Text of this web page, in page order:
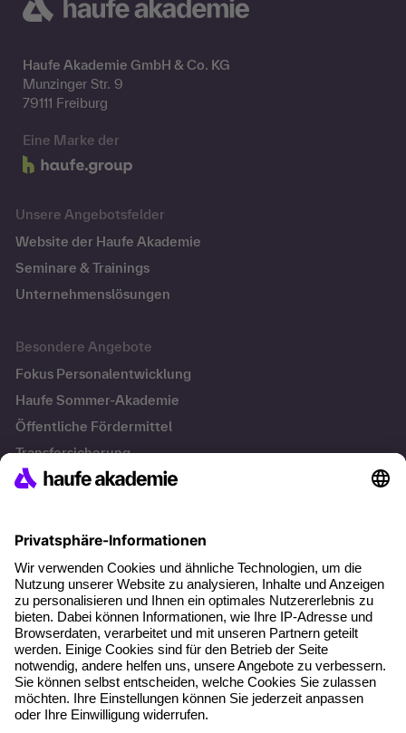
Haufe Akademie GmbH & Co. KG
Munzinger Str. 9
79111 Freiburg
Eine Marke der
Unsere Angebotsfelder
Website der Haufe Akademie
Seminare & Trainings
Unternehmenslösungen
Besondere Angebote
Fokus Personalentwicklung
Haufe Sommer-Akademie
Öffentliche Fördermittel
Transfersicherung
Führung im KI-Zeitalter: Wie Human-AI-Leadership Teams
stark macht
Operatives Personalmanagement: Aufgaben, Prozesse
und Grundlagen im Überblick
KI Texte menschlicher machen und unverwechselbar
bleiben
KI-Projekte zum Erfolg bringen